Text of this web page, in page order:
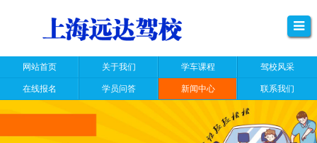
网站首页 关于我们 学车课程 驾校风采
在线报名 学员问答 新闻中心 联系我们